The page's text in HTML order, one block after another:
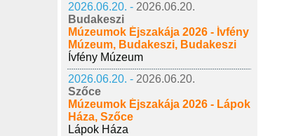
2026.06.20. - 2026.06.20.
Budakeszi
Múzeumok Éjszakája 2026 - Ívfény
Múzeum, Budakeszi, Budakeszi
Ívfény Múzeum
2026.06.20. - 2026.06.20.
Szőce
Múzeumok Éjszakája 2026 - Lápok
Háza, Szőce
Lápok Háza